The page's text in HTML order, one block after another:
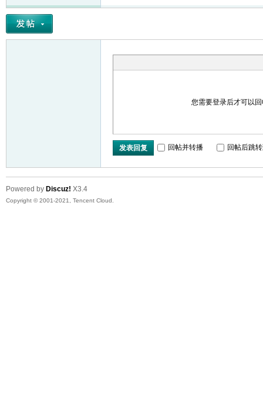
您需要登录后才可以
发表回复 回帖并转播 回帖后跳
Powered by Discuz! X3.4
Copyright © 2001-2021, Tencent Cloud.